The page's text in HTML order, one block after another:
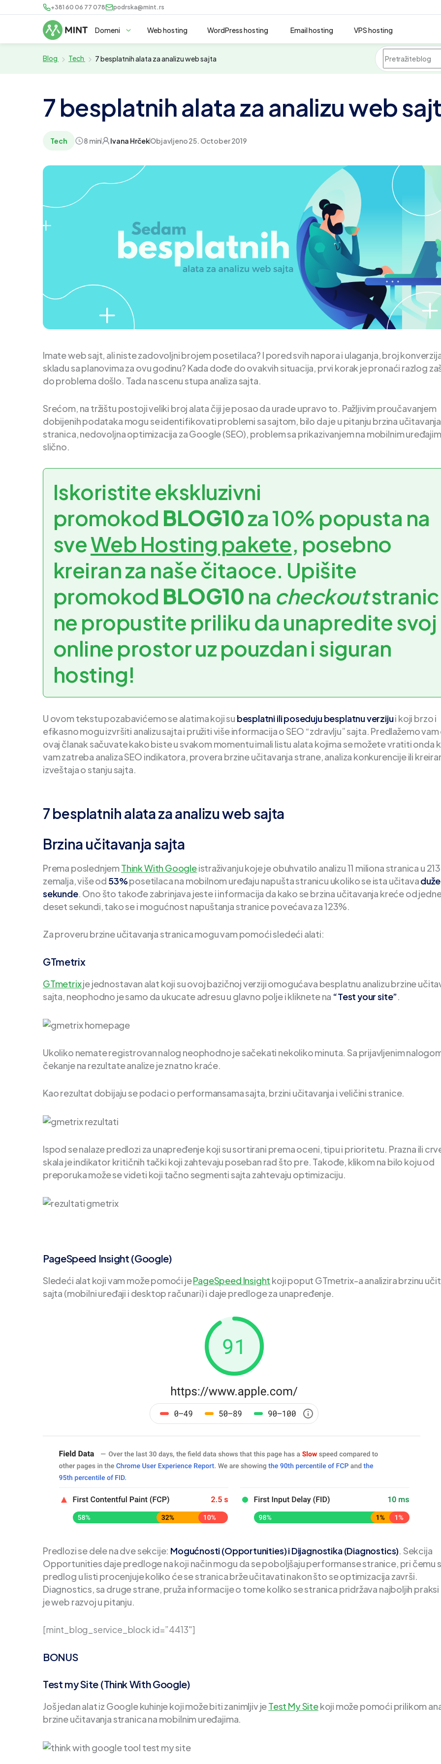
+381 60 06 77 078 podrska@mint.rs
Domeni Web hosting WordPress hosting Email hosting VPS hosting
Blog Tech 7 besplatnih alata za analizu web sajta
7 besplatnih alata za analizu web
Tech 8 min Ivana HrčekObjavljeno 25. October 2019
Imate web sajt, ali niste zadovoljni brojem posetilaca? I pored svih napora i ulaganja, broj
skladu sa planovima za ovu godinu? Kada dođe do ovakvih situacija, prvi korak je pronaći razlog
do problema došlo. Tada na scenu stupa analiza sajta.
Srećom, na tržištu postoji veliki broj alata čiji je posao da urade upravo to. Pažljivim proučavanjem
dobijenih podataka mogu se identifikovati problemi sa sajtom, bilo da je u pitanju brzina učitavanja
stranica, nedovoljna optimizacija za Google (SEO), problem sa prikazivanjem na mobilnim
slično.
Iskoristite ekskluzivni
promokod BLOG10za 10% popusta na
sveWeb Hosting pakete, posebno
kreiran za naše čitaoce. Upišite
promokod BLOG10 na checkout
ne propustite priliku da unapredite svoj
online prostor uz pouzdan i siguran
hosting!
U ovom tekstu pozabavićemo se alatima koji su besplatni ili poseduju besplatnu verzijui koji brzo i
efikasno mogu izvršiti analizu sajta i pružiti više informacija o SEO “zdravlju” sajta. Predlažemo vam
ovaj članak sačuvate kako biste u svakom momentu imali listu alata kojima se možete vratiti onda
vam zatreba analiza SEO indikatora, provera brzine učitavanja strane, analiza konkurencije ili
izveštaja o stanju sajta.
7 besplatnih alata za analizu web sajta
Brzina učitavanja sajta
Prema poslednjemThink With Googleistraživanju koje je obuhvatilo analizu 11 miliona stranica u 213
zemalja, više od 53%posetilaca na mobilnom uređaju napušta stranicu ukoliko se ista učitava
sekunde. Ono što takođe zabrinjava jeste i informacija da kako se brzina učitavanja kreće od
deset sekundi, tako se i mogućnost napuštanja stranice povećava za 123%.
Za proveru brzine učitavanja stranica mogu vam pomoći sledeći alati:
GTmetrix
GTmetrixje jednostavan alat koji su ovoj bazičnoj verziji omogućava besplatnu analizu brzine
sajta, neophodno je samo da ukucate adresu u glavno polje i kliknete na “Test your site”.
Ukoliko nemate registrovan nalog neophodno je sačekati nekoliko minuta. Sa prijavljenim
čekanje na rezultate analize je znatno kraće.
Kao rezultat dobijaju se podaci o performansama sajta, brzini učitavanja i veličini stranice.
Ispod se nalaze predlozi za unapređenje koji su sortirani prema oceni, tipu i prioritetu. Prazna ili
skala je indikator kritičnih tački koji zahtevaju poseban rad što pre. Takođe, klikom na bilo koju od
preporuka može se videti koji tačno segmenti sajta zahtevaju optimizaciju.
PageSpeed Insight (Google)
Sledeći alat koji vam može pomoći jePageSpeed Insight koji poput GTmetrix-a analizira brzinu
sajta (mobilni uređaji i desktop računari) i daje predloge za unapređenje.
Predlozi se dele na dve sekcije: Mogućnosti (Opportunities) i Dijagnostika (Diagnostics). Sekcija
Opportunities daje predloge na koji način mogu da se poboljšaju performanse stranice, pri čemu
predlog u listi procenjuje koliko će se stranica brže učitavati nakon što se optimizacija završi.
Diagnostics, sa druge strane, pruža informacije o tome koliko se stranica pridržava najboljih praksi
je web razvoj u pitanju.
[mint_blog_service_block id=”4413″]
BONUS
Test my Site (Think With Google)
Još jedan alat iz Google kuhinje koji može biti zanimljiv jeTest My Sitekoji može pomoći prilikom
brzine učitavanja stranica na mobilnim uređajima.